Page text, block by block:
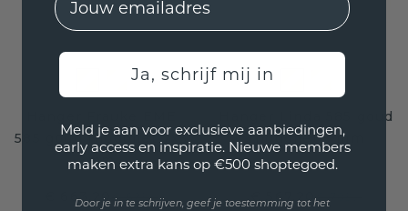
585 goud rhodoliet 7x5
mm
€ 663,20 € 829,-
Hanger Linda 585 goud
rhodoliet 5 mm
€ 567,20€ 709,-
Ja, schrijf mij in
Meld je aan voor exclusieve aanbiedingen,
early access en inspiratie. Nieuwe members
maken extra kans op €500 shoptegoed.
Door je in te schrijven, geef je toestemming tot het